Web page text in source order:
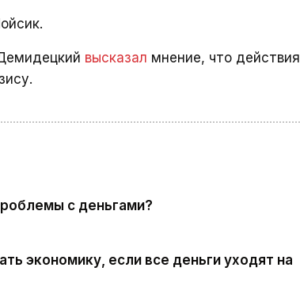
высказал мнение, что действия
с деньгами?
экономику, если все деньги уходят на